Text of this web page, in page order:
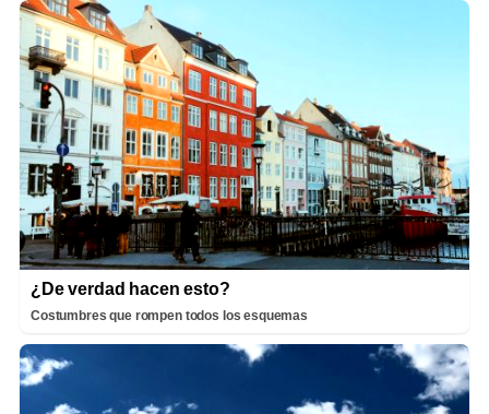
¿De verdad hacen esto?
Costumbres que rompen todos los esquemas